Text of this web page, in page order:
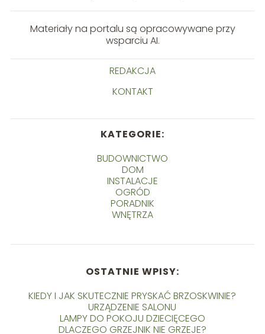
Materiały na portalu są opracowywane przy
wsparciu AI.
REDAKCJA
KONTAKT
KATEGORIE:
BUDOWNICTWO
DOM
INSTALACJE
OGRÓD
PORADNIK
WNĘTRZA
OSTATNIE WPISY:
KIEDY I JAK SKUTECZNIE PRYSKAĆ BRZOSKWINIE?
URZĄDZENIE SALONU
LAMPY DO POKOJU DZIECIĘCEGO
DLACZEGO GRZEJNIK NIE GRZEJE?